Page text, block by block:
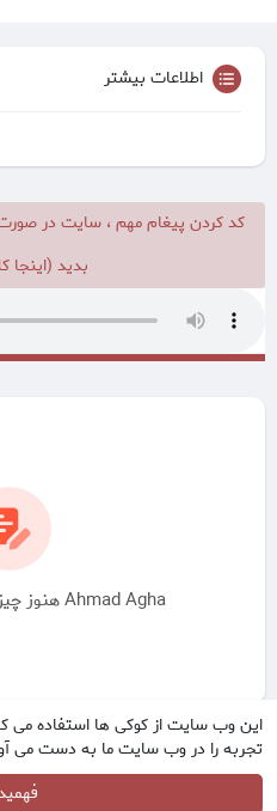
این وب سایت از کوکی ها استفاده می
تجربه را در وب سایت ما به دست می
اطلاعات بیشتر
کد کردن پیغام مهم ، سایت در
بدید (اینجا
Ahmad Agha هنوز چیزی پست نکرده است